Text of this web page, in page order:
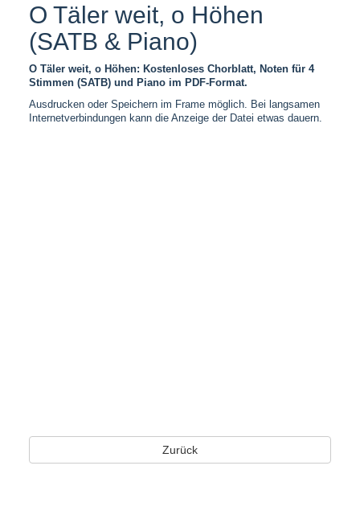
O Täler weit, o Höhen
(SATB & Piano)
O Täler weit, o Höhen: Kostenloses Chorblatt, Noten für 4
Stimmen (SATB) und Piano im PDF-Format.
Ausdrucken oder Speichern im Frame möglich. Bei langsamen
Internetverbindungen kann die Anzeige der Datei etwas dauern.
Zurück